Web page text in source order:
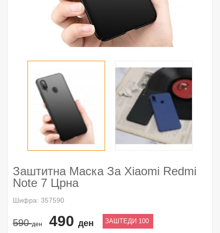
Заштитна Маска За Xiaomi Redmi
Note 7 Црна
Шифра: 357590
590ден 490 ден ЗАШТЕДИ 100